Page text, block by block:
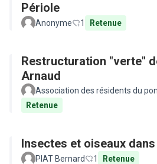
Périole
Anonyme 1 Retenue
Restructuration "verte"
Arnaud
Association des résidents du
Retenue
Insectes et oiseaux
PIAT Bernard 1 Retenue